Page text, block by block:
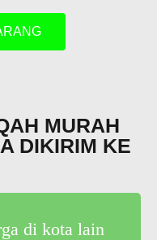
MURAH
DIKIRIM KE
di kota lain